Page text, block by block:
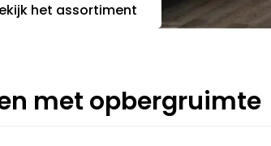
het assortiment
met opbergruimte